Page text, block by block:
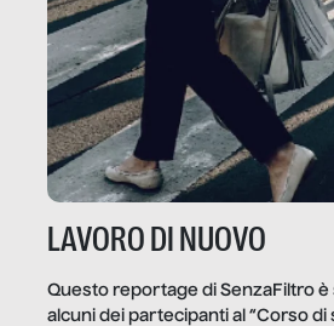
LAVORO DI NUOVO
Questo reportage di SenzaFiltro è
alcuni dei partecipanti al “Corso di